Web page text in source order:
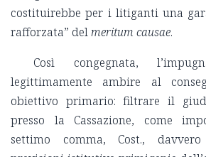
costituirebbe per i litiganti una
rafforzata” delmeritum causae.
Così congegnata,
legittimamente ambire al
obiettivo primario: filtrare il
presso la Cassazione, come
settimo comma, Cost.,